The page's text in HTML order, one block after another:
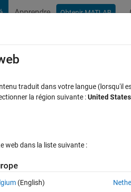
Apprendre Obtenir MATLAB
.traduit dans votre langue (lorsqu'il
la région suivante :United States
web dans la liste suivante :
(English)